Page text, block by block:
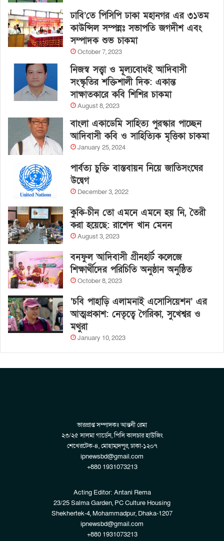
ঢাবি’তে পিসিপি ঢাকা মহানগর এর ৩১তম
কাউন্সিল সম্পন্নঃ সভাপতি জগদীশ এবং
সম্পাদক শুভ চাকমা
October 7, 2023
নিজস্ব সত্ত্বা ও মূল্যবোধই আদিবাসী
সংস্কৃতির শক্তিশালী দিক: একান্ত
সাক্ষাতকারে কবি শিশির চাকমা
August 8, 2023
বাংলা একাডেমি সাহিত্য পুরস্কার পাচ্ছেন
আদিবাসী কবি ও সাহিত্যিক মৃত্তিকা চাকমা
January 25, 2024
পার্বত্য চুক্তি বাস্তবায়ন নিয়ে জাতিসংঘের
উদ্বেগ
December 3, 2022
কুকি-চীন তো এমনে এমনে হয় নি, তৈরী
করা হয়েছে: রাশেদ খান মেনন
August 3, 2023
বনফুল আদিবাসী গ্রীনহার্ট কলেজে
শিক্ষার্থীদের পরিচিতি অনুষ্ঠান অনুষ্ঠিত
October 8, 2023
‘চবি পাহাড়ি এলামনাই এসোসিয়েশন’ এর
আত্মপ্রকাশ: নেতৃত্বে গৈরিকা, সুখেশ্বর ও
মথুরা
January 10, 2023
ভারপ্রাপ্ত সম্পাদকঃ আন্তনী রেমা
২৩/২৫ সালমা গার্ডেন, পিসি কালচার হাউজিং
শেখেরটেক-৪, মোহাম্মদপুর, ঢাকা-১২০৭
ipnewsbd@gmail.com
+880 1931073213
Acting Editor: Antani Rema
23/25 Salma Garden, PC Culture Housing
Shekhertek-4, Mohammadpur, Dhaka-1207
ipnewsbd@gmail.com
+880 1931073213